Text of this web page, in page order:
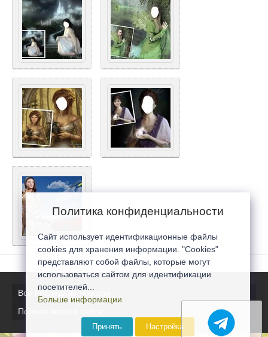
Все последние новости
Полная версия сайта
Политика конфиденциальности
Сайт использует идентификационные файлы
cookies для хранения информации. "Cookies"
представляют собой файлы, которые могут
использоваться сайтом для идентификации
посетителей...
Больше информации
Принять Настройка